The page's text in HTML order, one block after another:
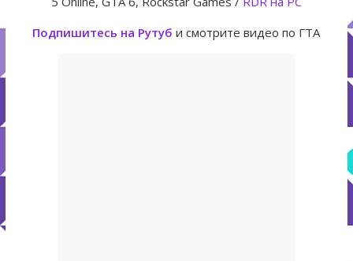
Подпишитесь на Рутуб и смотрите видео по ГТА